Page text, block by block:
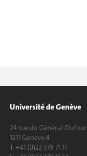
Université de Genève
24 rue du Général-Dufour
1211 Genève 4
T. +41 (0)22 379 71 11